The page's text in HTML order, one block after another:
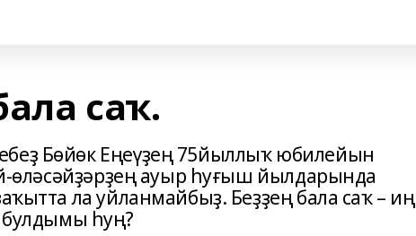
саҡ.
Бөйөк Еңеүҙең 75йыллыҡ юбилейын
өләсәйҙәрҙең ауыр һуғыш йылдарында
ла уйланмайбыҙ. Беҙҙең бала саҡ – иң
булдымы һуң?